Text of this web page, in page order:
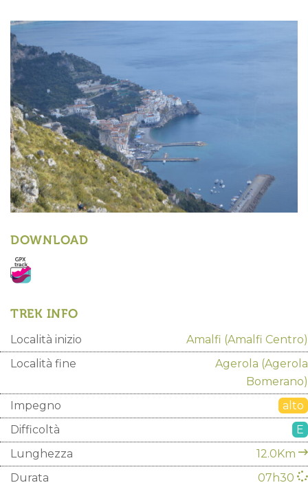
DOWNLOAD
TREK INFO
Località inizio Amalfi (Amalfi Centro)
Località fine
Agerola (Agerola
Bomerano)
Impegno
alto
Difficoltà
E
Lunghezza
12.0Km
Durata
07h30